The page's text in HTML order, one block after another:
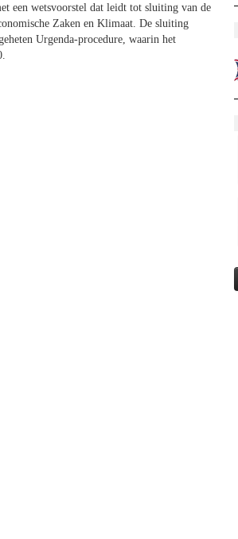
een wetsvoorstel dat leidt tot sluiting van de
Zaken en Klimaat. De sluiting
Urgenda-procedure, waarin het